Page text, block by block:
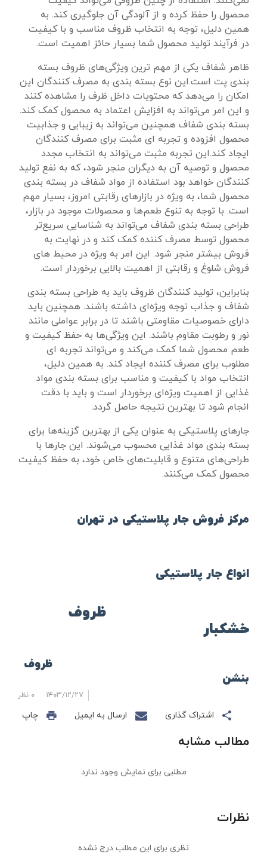
محصول را حفظ کرده و از آلودگی آن جلوگیری کند. به
همین دلیل، توجه به انتخاب ظروف مناسب و با کیفیت
در فرآیند تولید محصول شما بسیار حائز اهمیت است.
ظاهر شفاف یکی از مهم‌ ترین ویژگی‌های ظروف بسته
بندی پت است.این نوع بسته‌ بندی به مصرف‌ کنندگان این
امکان را می‌دهد که محتویات داخل ظرف را مشاهده کنند
و این امر می‌تواند به افزایش اعتماد به محصول کمک کند.
بسته‌ بندی شفاف همچنین می‌تواند به زیبایی و جذابیت
محصول افزوده و تجربه‌ ای مثبت برای مصرف‌ کنندگان
ایجاد کند.این تجربه مثبت می‌تواند به انتخاب مجدد
محصول و توصیه آن به دیگران منجر شود، که به نفع تولید
کنندگان خواهد بود استفاده از مواد شفاف در بسته‌ بندی
محصول شما، به ویژه در بازارهای رقابتی امروز، بسیار مهم
است. با توجه به تنوع طعم‌ها و محصولات موجود در بازار،
طراحی بسته‌ بندی شفاف می‌تواند به شناسایی سریع‌تر
محصول توسط مصرف‌ کننده کمک کند و در نهایت به
فروش بیشتر منجر شود. این امر به ویژه در محیط‌ های
فروش شلوغ و رقابتی از اهمیت بالایی برخوردار است.
بنابراین، تولید کنندگان ظروف باید به طراحی بسته‌ بندی
شفاف و جذاب توجه ویژه‌ای داشته باشند. همچنین باید
دارای خصوصیات مقاومتی باشند تا در برابر عواملی مانند
نور و رطوبت مقاوم باشند. این ویژگی‌ها به حفظ کیفیت و
طعم محصول شما کمک می‌کند و می‌تواند تجربه‌ ای
مطلوب برای مصرف‌ کننده ایجاد کند. به همین دلیل،
انتخاب مواد با کیفیت و مناسب برای بسته‌ بندی مواد
غذایی از اهمیت ویژه‌ای برخوردار است و باید با دقت
انجام شود تا بهترین نتیجه حاصل گردد.
جارهای پلاستیکی به عنوان یکی از بهترین گزینه‌ها برای
بسته‌ بندی مواد غذایی محسوب می‌شوند. این جارها با
طراحی‌های متنوع و قابلیت‌های خاص خود، به حفظ کیفیت
محصول کمک می‌کنند.
مرکز فروش جار پلاستیکی در تهران
انواع جار پلاستیکی
ظروف
خشکبار
ظروف
بنشن
۱۴۰۳/۱۲/۲۷ ۰ نظر
اشتراک گذاری ارسال به ایمیل چاپ
مطالب مشابه
مطلبی برای نمایش وجود ندارد
نظرات
نظری برای این مطلب درج نشده